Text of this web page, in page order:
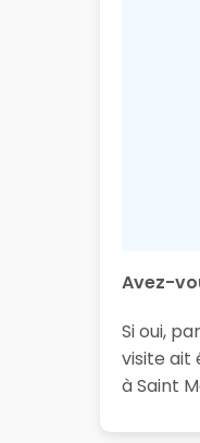
Avez-
Si oui,
visite ait
à Saint